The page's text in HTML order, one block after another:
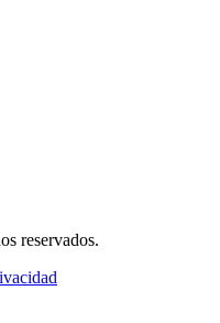
reservados.